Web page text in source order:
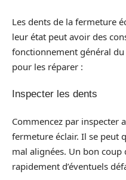
Les dents de la fermeture
leur état peut avoir des
fonctionnement général
pour les réparer :
Inspecter les dents
Commencez par inspecter
fermeture éclair. Il se peut
mal alignées. Un bon
rapidement d’éventuels